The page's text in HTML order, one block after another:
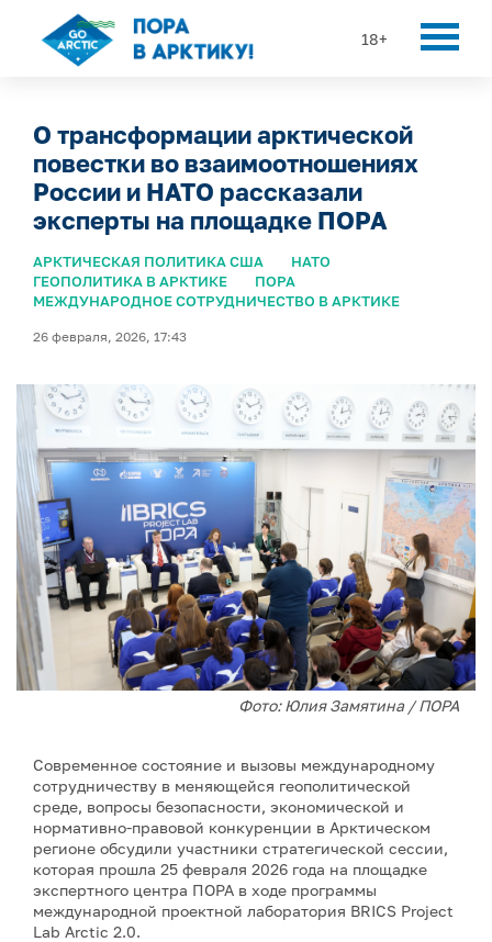
18+
О трансформации арктической
повестки во взаимоотношениях
России и НАТО рассказали
эксперты на площадке ПОРА
АРКТИЧЕСКАЯ ПОЛИТИКА США
НАТО
ГЕОПОЛИТИКА В АРКТИКЕ
ПОРА
МЕЖДУНАРОДНОЕ СОТРУДНИЧЕСТВО В АРКТИКЕ
26 февраля, 2026, 17:43
Фото: Юлия Замятина / ПОРА
Современное состояние и вызовы международному
сотрудничеству в меняющейся геополитической
среде, вопросы безопасности, экономической и
нормативно-правовой конкуренции в Арктическом
регионе обсудили участники стратегической сессии,
которая прошла 25 февраля 2026 года на площадке
экспертного центра ПОРА в ходе программы
международной проектной лаборатория BRICS Project
Lab Arctic 2.0.